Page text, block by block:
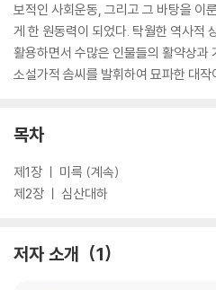
보적인 사회운동, 그리고 그 바탕을 이
게 한 원동력이 되었다. 탁월한 역사적
활용하면서 수많은 인물들의 활약상과
소설가적 솜씨를 발휘하여 묘파한 대작
목차
제1장 ㅣ 미륵 (계속)
제2장 ㅣ 심산대하
저자 소개 1